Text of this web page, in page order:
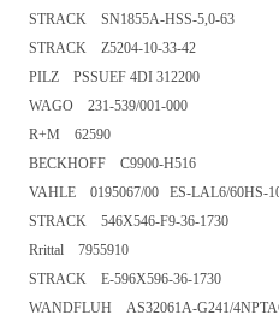
STRACK SN1855A-HSS-5,0-63
STRACK Z5204-10-33-42
PILZ PSSUEF 4DI 312200
WAGO 231-539/001-000
R+M 62590
BECKHOFF C9900-H516
VAHLE 0195067/00 ES-LAL6/60HS-
STRACK 546X546-F9-36-1730
Rrittal 7955910
STRACK E-596X596-36-1730
WANDFLUH AS32061A-G241/